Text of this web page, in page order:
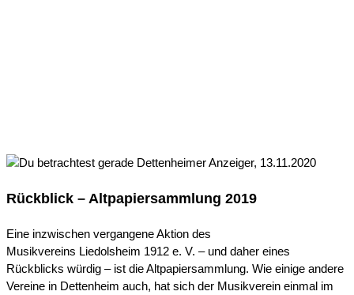
Rückblick – Altpapiersammlung 2019
Eine inzwischen vergangene Aktion des
Musikvereins Liedolsheim 1912 e. V. – und daher eines
Rückblicks würdig – ist die Altpapiersammlung. Wie einige andere
Vereine in Dettenheim auch, hat sich der Musikverein einmal im